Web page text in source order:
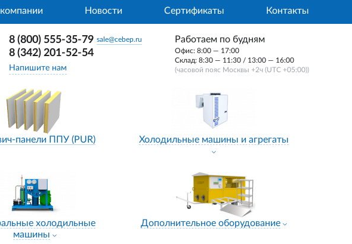
Новости Сертификаты Контакты
8 (800) 555-35-79 sale@cebep.ru
8 (342) 201-52-54
Напишите нам
Работаем по будням
Офис: 8:00 — 17:00
Склад: 8:30 — 11:30 / 13:00 — 16:00
(часовой пояс Москвы +2ч (UTC +05:00))
панели ППУ (PUR) Холодильные машины и агрегаты
холодильные
машины
Дополнительное оборудование